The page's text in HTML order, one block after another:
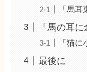
「馬
「馬の耳
「猫
最後に